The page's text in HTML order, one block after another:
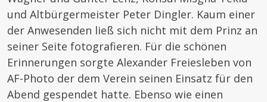
und Altbürgermeister Peter Dingler. Kaum einer
der Anwesenden ließ sich nicht mit dem Prinz an
seiner Seite fotografieren. Für die schönen
Erinnerungen sorgte Alexander Freiesleben von
AF-Photo der dem Verein seinen Einsatz für den
Abend gespendet hatte. Ebenso wie einen